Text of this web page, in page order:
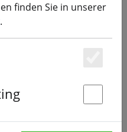
finden Sie in unserer
.